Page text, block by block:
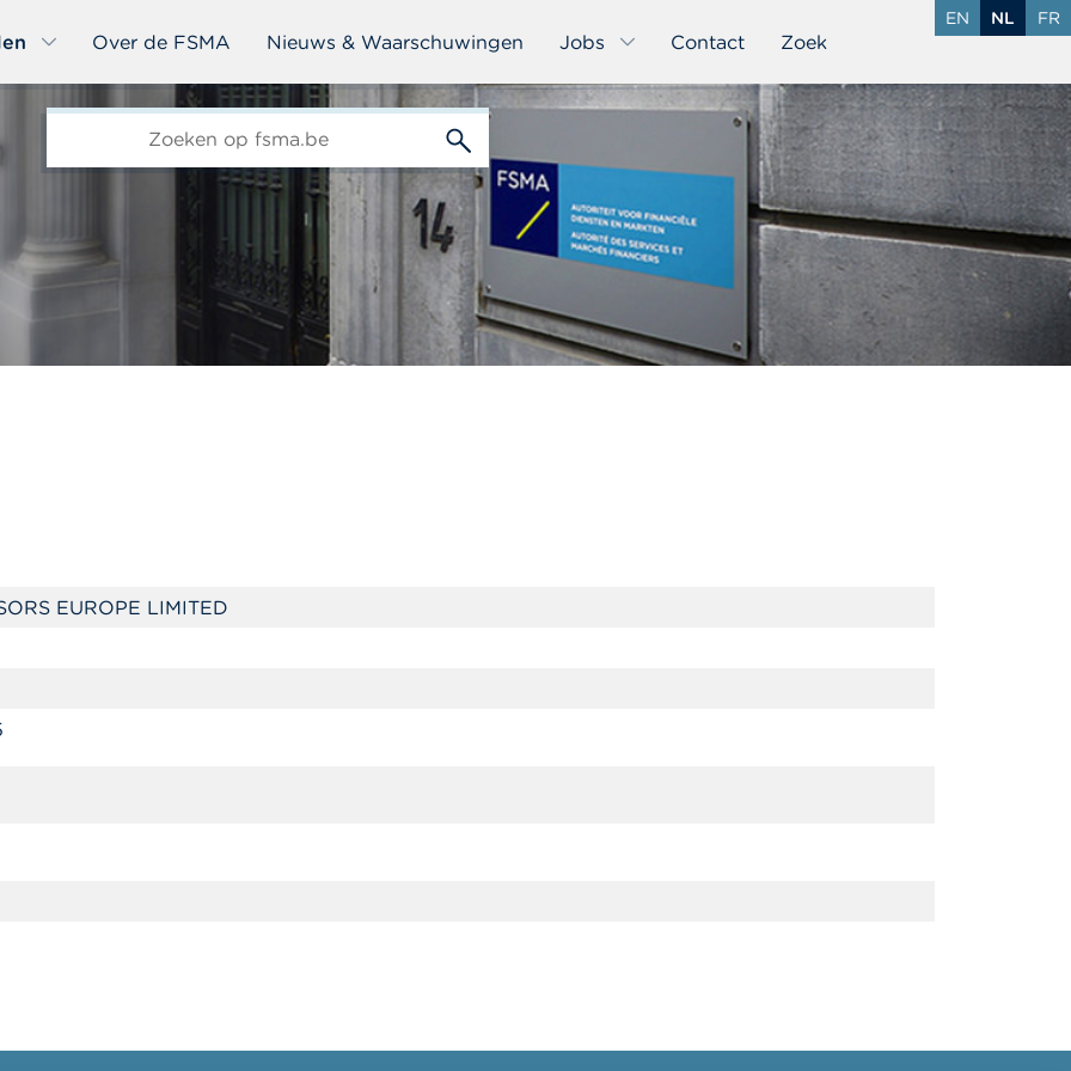
Over de FSMA Nieuws & Waarschuwingen Jobs Contact Zoek
EN NL FR
EUROPE LIMITED